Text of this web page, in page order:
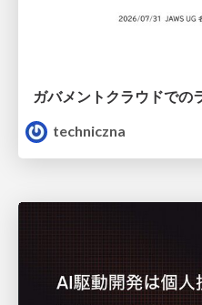
ガバメントクラウドでの
techniczna